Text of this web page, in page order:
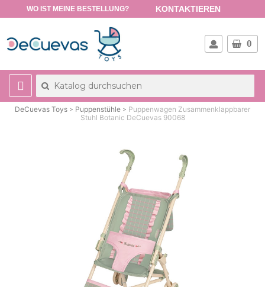
WO IST MEINE BESTELLUNG? KONTAKTIEREN
0
DeCuevas Toys Puppenstühle
Puppenwagen Zusammenklappbarer
Stuhl Botanic DeCuevas 90068